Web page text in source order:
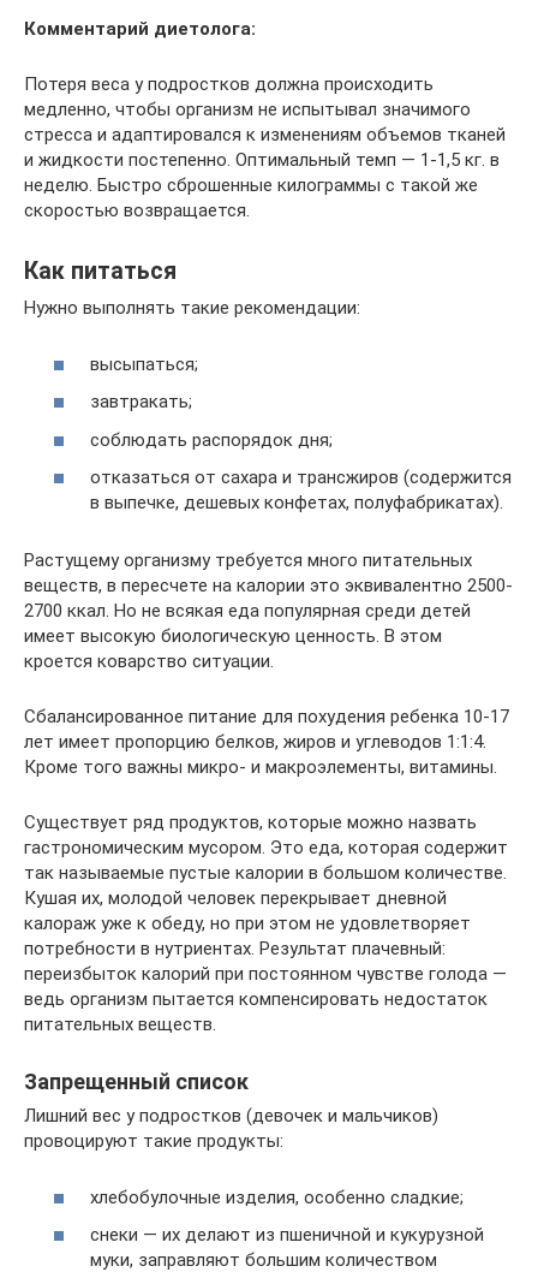
Комментарий диетолога:
Потеря веса у подростков должна происходить
медленно, чтобы организм не испытывал значимого
стресса и адаптировался к изменениям объемов тканей
и жидкости постепенно. Оптимальный темп — 1-1,5 кг. в
неделю. Быстро сброшенные килограммы с такой же
скоростью возвращается.
Как питаться
Нужно выполнять такие рекомендации:
высыпаться;
завтракать;
соблюдать распорядок дня;
отказаться от сахара и трансжиров (содержится
в выпечке, дешевых конфетах, полуфабрикатах).
Растущему организму требуется много питательных
веществ, в пересчете на калории это эквивалентно 2500-
2700 ккал. Но не всякая еда популярная среди детей
имеет высокую биологическую ценность. В этом
кроется коварство ситуации.
Сбалансированное питание для похудения ребенка 10-17
лет имеет пропорцию белков, жиров и углеводов 1:1:4.
Кроме того важны микро- и макроэлементы, витамины.
Существует ряд продуктов, которые можно назвать
гастрономическим мусором. Это еда, которая содержит
так называемые пустые калории в большом количестве.
Кушая их, молодой человек перекрывает дневной
калораж уже к обеду, но при этом не удовлетворяет
потребности в нутриентах. Результат плачевный:
переизбыток калорий при постоянном чувстве голода —
ведь организм пытается компенсировать недостаток
питательных веществ.
Запрещенный список
Лишний вес у подростков (девочек и мальчиков)
провоцируют такие продукты:
хлебобулочные изделия, особенно сладкие;
снеки — их делают из пшеничной и кукурузной
муки, заправляют большим количеством